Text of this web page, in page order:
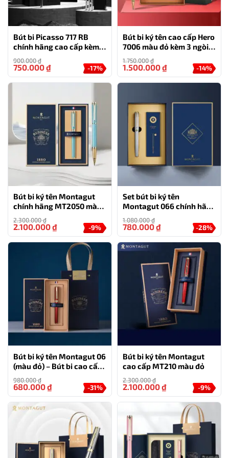
Bút bi Picasso 717 RB
chính hãng cao cấp kèm
hộp và túi – quà tặng cho
doanh nhân
900.000₫
-17%
750.000₫
Bút bi ký tên cao cấp Hero
7006 màu đỏ kèm 3 ngòi,
hộp và túi hãng
1.750.000₫
-14%
1.500.000₫
Bút bi ký tên Montagut
chính hãng MT2050 màu
xanh ngọc đính đá
2.300.000₫
-9%
2.100.000₫
Set bút bi ký tên
Montagut 066 chính hãng
màu bạc dập vân
1.080.000₫
-28%
780.000₫
Bút bi ký tên Montagut 06
(màu đỏ) – Bút bi cao cấp
làm quà tặng sếp
980.000₫
-31%
680.000₫
Bút bi ký tên Montagut
cao cấp MT210 màu đỏ
2.300.000₫
-9%
2.100.000₫